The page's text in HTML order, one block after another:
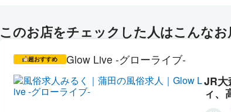
このお店をチェックした人はこんな
超おすすめ
Glow Live -グローライブ-
JR大
ィ、
バ